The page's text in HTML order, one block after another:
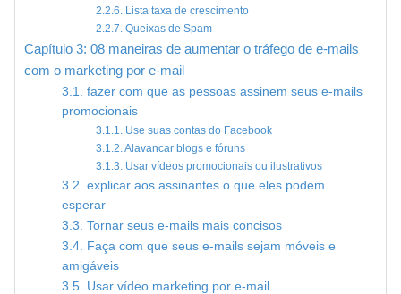
2.2.6. Lista taxa de crescimento
2.2.7. Queixas de Spam
Capítulo 3: 08 maneiras de aumentar o tráfego de e-mails
com o marketing por e-mail
3.1. fazer com que as pessoas assinem seus e-mails
promocionais
3.1.1. Use suas contas do Facebook
3.1.2. Alavancar blogs e fóruns
3.1.3. Usar vídeos promocionais ou ilustrativos
3.2. explicar aos assinantes o que eles podem
esperar
3.3. Tornar seus e-mails mais concisos
3.4. Faça com que seus e-mails sejam móveis e
amigáveis
3.5. Usar vídeo marketing por e-mail